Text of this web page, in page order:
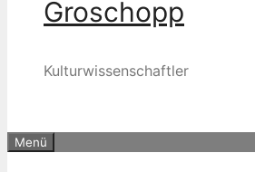
Groschopp
Kulturwissenschaftler
Menü